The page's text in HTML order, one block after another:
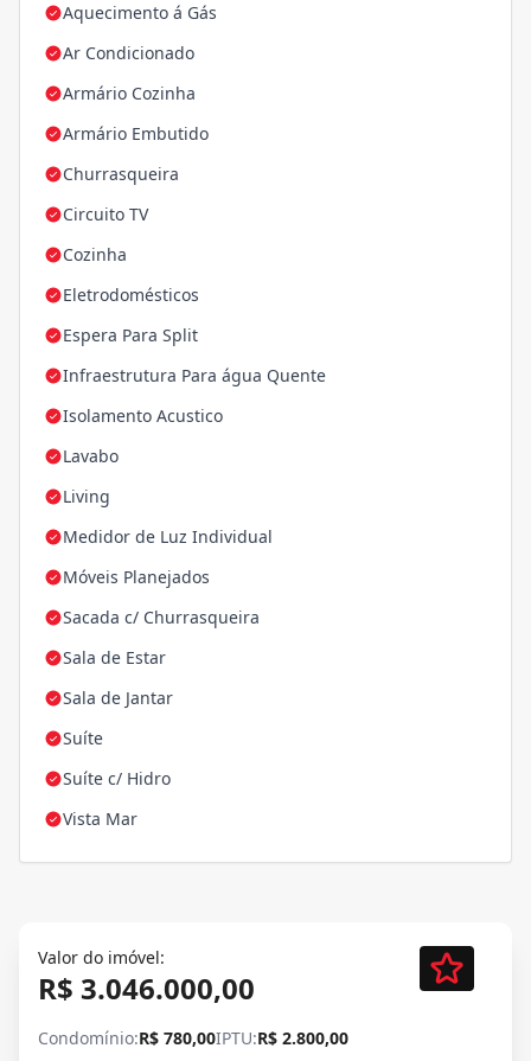
Aquecimento á Gás
Ar Condicionado
Armário Cozinha
Armário Embutido
Churrasqueira
Circuito TV
Cozinha
Eletrodomésticos
Espera Para Split
Infraestrutura Para água Quente
Isolamento Acustico
Lavabo
Living
Medidor de Luz Individual
Móveis Planejados
Sacada c/ Churrasqueira
Sala de Estar
Sala de Jantar
Suíte
Suíte c/ Hidro
Vista Mar
Valor do imóvel:
R$ 3.046.000,00
Condomínio:R$ 780,00IPTU:R$ 2.800,00